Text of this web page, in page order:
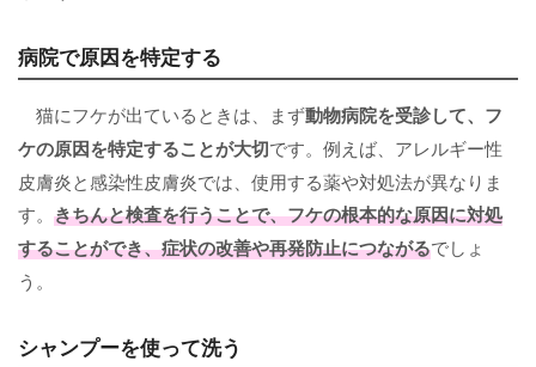
病院で原因を特定する
猫にフケが出ているときは、まず動物病院を受診して、フ
ケの原因を特定することが大切です。例えば、アレルギー性
皮膚炎と感染性皮膚炎では、使用する薬や対処法が異なりま
す。 きちんと検査を行うことで、フケの根本的な原因に対処
することができ、症状の改善や再発防止につながるでしょ
う。
シャンプーを使って洗う